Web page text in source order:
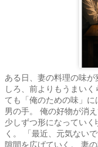
ある日、妻の料理の味
しろ、前よりもうまい
ても「俺のための味」
男の手。 俺の好物が消
少しずつ形になってい
く。 「最近、元気ない
隙間を広げていく。 妻